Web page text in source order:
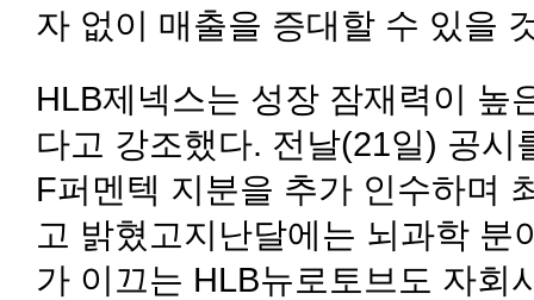
자 없이 매출을 증대할 수 있을
HLB제넥스는 성장 잠재력이 높
다고 강조했다. 전날(21일) 공시
F퍼멘텍 지분을 추가 인수하며
고 밝혔고지난달에는 뇌과학 분
가 이끄는 HLB뉴로토브도 자회